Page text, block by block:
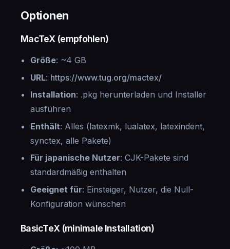
Optionen
MacTeX (empfohlen)
Größe: ~4 GB
URL: https://www.tug.org/mactex/
Installation: .pkg herunterladen und Installer
ausführen
Enthält: Alles (latexmk, lualatex, latexindent,
synctex, alle Pakete)
Für japanische Nutzer: CJK-Pakete sind
standardmäßig enthalten
Geeignet für: Einsteiger, Nutzer, die Null-
Konfiguration wünschen
BasicTeX (minimale Installation)